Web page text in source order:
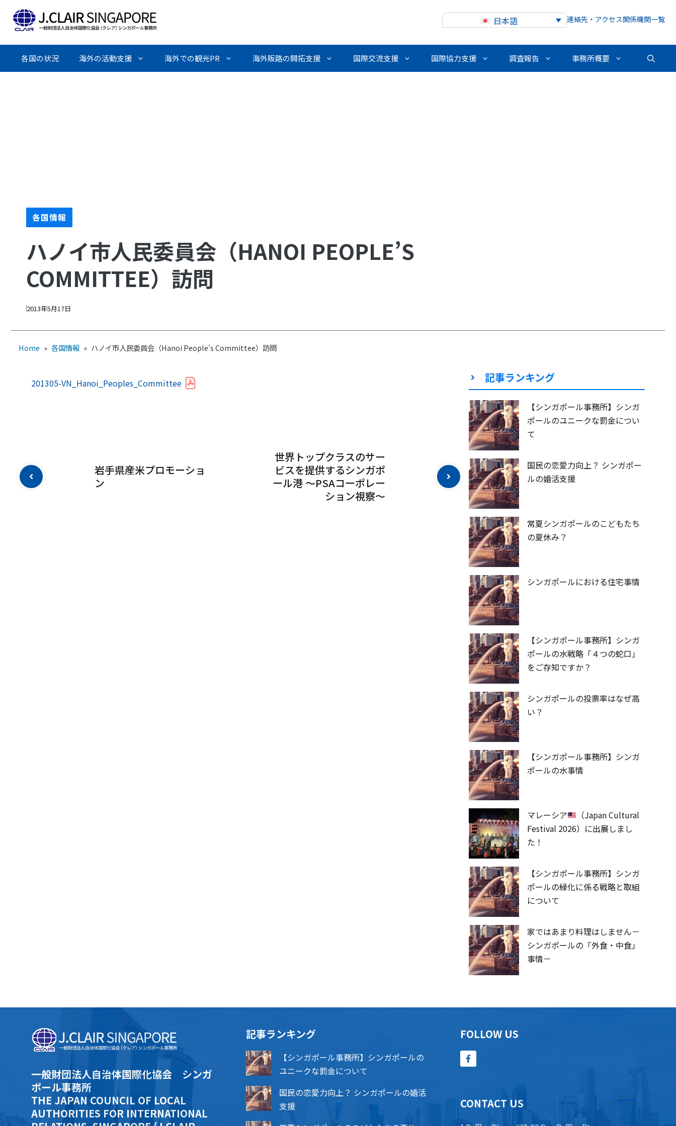
content
日本語 連絡先・アクセス関係機関一覧
各国の状況 海外の活動支援 海外での観光PR 海外販路の開拓支援 国際交流支援 国際協力支援 調査報告 事務所概要
各国情報
ハノイ市人民委員会（HANOI PEOPLE’S
COMMITTEE）訪問
2013年5月17日
Home » 各国情報 » ハノイ市人民委員会（Hanoi People’s Committee）訪問
201305-VN_Hanoi_Peoples_Committee
岩手県産米プロモーショ
ン
世界トップクラスのサー
ビスを提供するシンガポ
ール港 ～PSAコーポレー
ション視察～
記事ランキング
【シンガポール事務所】シンガ
ポールのユニークな罰金につい
て
国民の恋愛力向上？ シンガポー
ルの婚活支援
常夏シンガポールのこどもたち
の夏休み？
シンガポールにおける住宅事情
【シンガポール事務所】シンガ
ポールの水戦略「４つの蛇口」
をご存知ですか？
シンガポールの投票率はなぜ高
い？
【シンガポール事務所】シンガ
ポールの水事情
マレーシア
（Japan Cultural
Festival 2026）に出展しまし
た！
【シンガポール事務所】シンガ
ポールの緑化に係る戦略と取組
について
家ではあまり料理はしません－
シンガポールの「外食・中食」
事情－
一般財団法人自治体国際化協会 シンガ
ポール事務所
THE JAPAN COUNCIL OF LOCAL
AUTHORITIES FOR INTERNATIONAL
記事ランキング
【シンガポール事務所】シンガポールの
ユニークな罰金について
国民の恋愛力向上？ シンガポールの婚活
支援
FOLLOW US
CONTACT US